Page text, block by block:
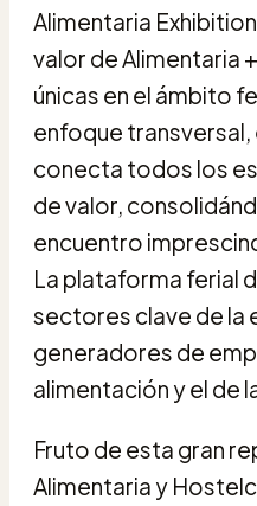
Alimentaria
valor de Alimentaria
únicas en el ámbito
enfoque
conecta todos los
de valor,
encuentro
La plataforma ferial
sectores clave de la
generadores de
alimentación y el de
Fruto de esta gran
Alimentaria y